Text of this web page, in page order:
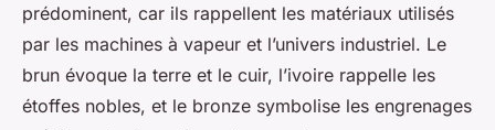
prédominent, car ils rappellent les matériaux utilisés
par les machines à vapeur et l’univers industriel. Le
brun évoque la terre et le cuir, l’ivoire rappelle les
étoffes nobles, et le bronze symbolise les engrenages